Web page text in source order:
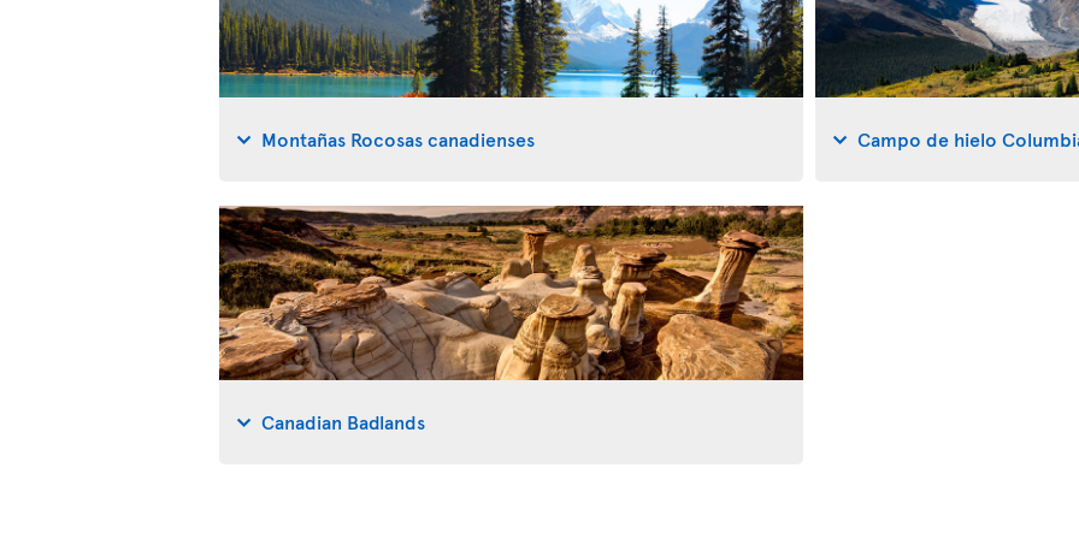
Montañas Rocosas canadienses Campo de hielo
Canadian Badlands